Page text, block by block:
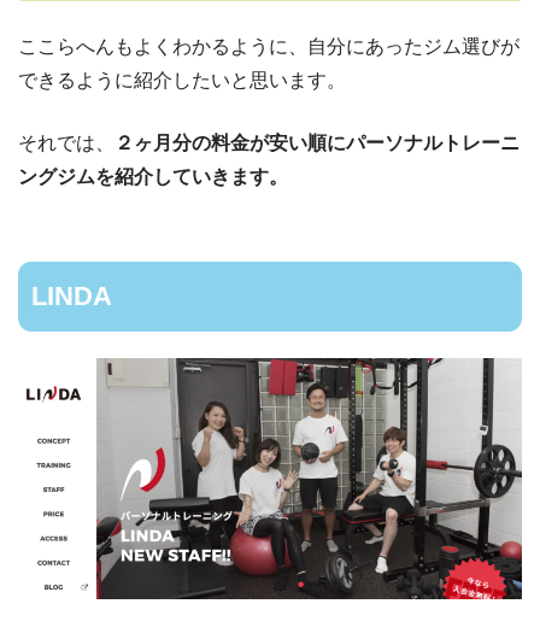
ここらへんもよくわかるように、自分にあったジム選びが
できるように紹介したいと思います。
それでは、
２ヶ月分の料金が安い順にパーソナルトレーニ
ングジムを紹介していきます。
LINDA